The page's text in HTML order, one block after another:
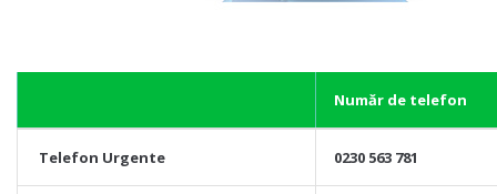
Număr de telefon
Telefon Urgente 0230 563 781